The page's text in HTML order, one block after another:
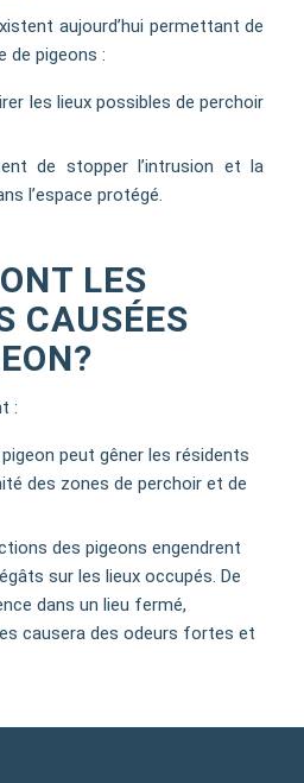
aujourd’hui permettant de
de pigeons :
les lieux possibles de perchoir
de stopper l’intrusion et la
l’espace protégé.
LES
CAUSÉES
:
peut gêner les résidents
des zones de perchoir et de
des pigeons engendrent
sur les lieux occupés. De
dans un lieu fermé,
causera des odeurs fortes et